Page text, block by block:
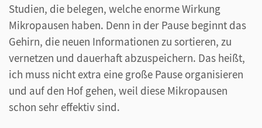
Studien, die belegen, welche enorme Wirkung
Mikropausen haben. Denn in der Pause beginnt das
Gehirn, die neuen Informationen zu sortieren, zu
vernetzen und dauerhaft abzuspeichern. Das heißt,
ich muss nicht extra eine große Pause organisieren
und auf den Hof gehen, weil diese Mikropausen
schon sehr effektiv sind.